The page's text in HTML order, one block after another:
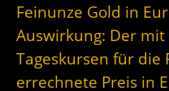
Feinunze Gold in
Auswirkung: Der
Tageskursen für die
errechnete Preis in